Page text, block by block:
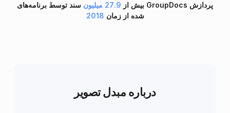
بیش از 27.9 میلیون
سند توسط برنامه‌های GroupDocs پردازش
شده از زمان 2018
درباره مبدل تصویر